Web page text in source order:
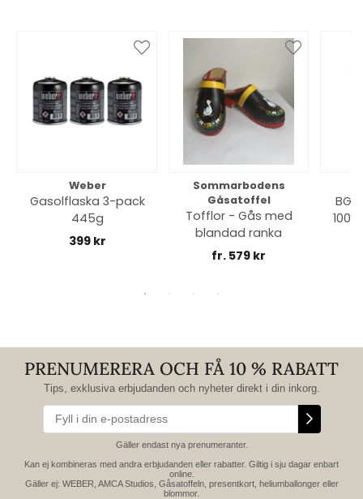
Weber
Gasolflaska 3-pack
445g
399 kr
Sommarbodens
Gåsatoffel
Tofflor - Gås med
blandad ranka
fr. 579 kr
PRENUMERERA OCH FÅ 10 % RABATT
Tips, exklusiva erbjudanden och nyheter direkt i din inkorg.
Gäller endast nya prenumeranter.
Kan ej kombineras med andra erbjudanden eller rabatter. Giltig i sju dagar enbart
online.
Gäller ej: WEBER, AMCA Studios, Gåsatoffeln, presentkort, heliumballonger eller
blommor.